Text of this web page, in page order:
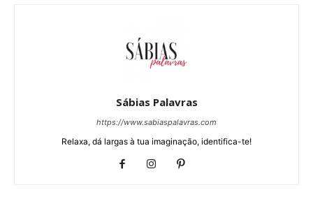
Sábias Palavras
https://www.sabiaspalavras.com
Relaxa, dá largas à tua imaginação, identifica-te!